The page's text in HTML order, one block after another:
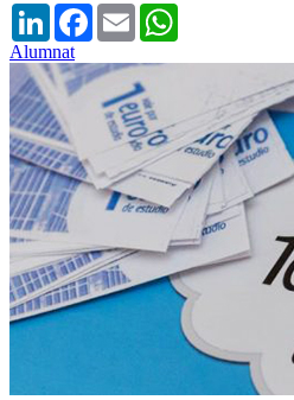
LinkedInFacebook
Email
Alumnat